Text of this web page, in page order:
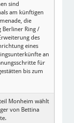
sind
am künftigen
die
Berliner Ring /
des
eines
an
für
bis zum
Monheim wählt
von Bettina